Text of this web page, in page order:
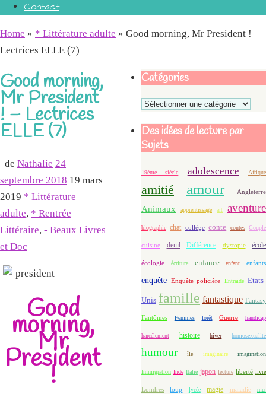
Contact
Home » * Littérature adulte » Good morning, Mr President ! –
Lectrices ELLE (7)
Good morning,
Mr President
! – Lectrices
ELLE (7)
de Nathalie 24
septembre 2018 19 mars
2019 * Littérature
adulte, * Rentrée
Littéraire, - Beaux Livres
et Doc
Good
morning,
Mr
President
!
Catégories
Catégories
Des idées de lecture par
Sujets
19ème siècle adolescence Afrique
amitié amour Angleterre
Animaux apprentissage art aventure
biographie chat collège conte contes Couple
cuisine deuil Différence dystopie école
écologie écriture enfance enfant enfants
enquête Enquête policière Entraide Etats-
Unis famille fantastique Fantasy
Fantômes Femmes forêt Guerre handicap
harcèlement histoire hiver homosexualité
humour île imaginaire imagination
Immigration Inde Italie japon lecture liberté livre
Londres loup lycée magie maladie mer